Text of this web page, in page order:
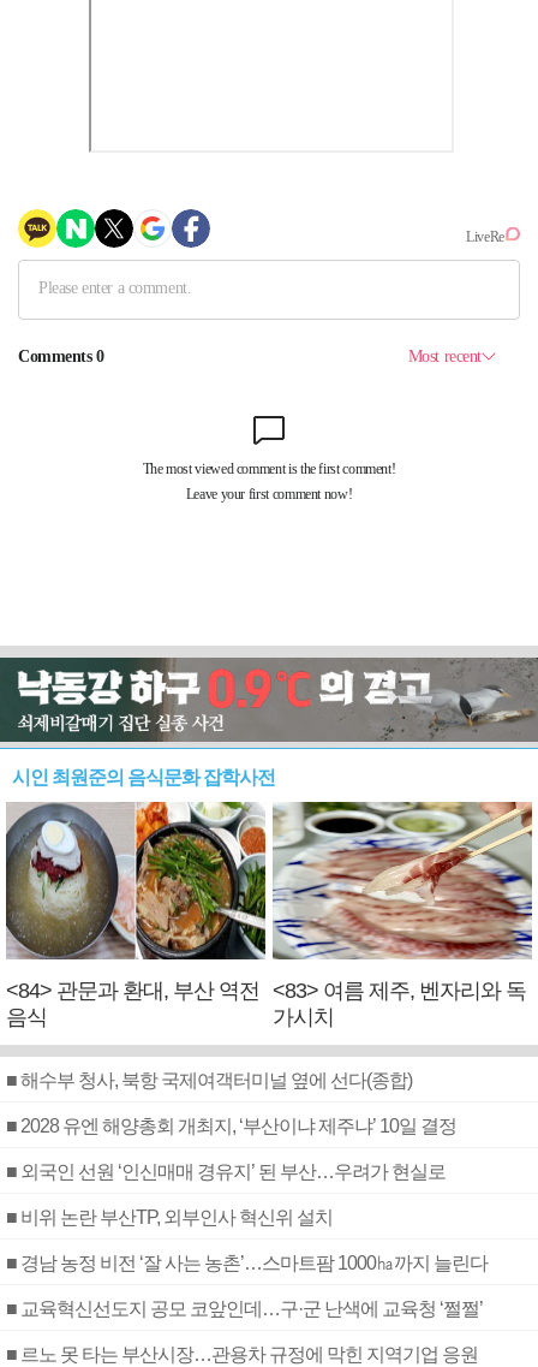
시인 최원준의 음식문화 잡학사전
<84> 관문과 환대, 부산 역전
음식
<83> 여름 제주, 벤자리와 독
가시치
■ 해수부 청사, 북항 국제여객터미널 옆에 선다(종합)
■ 2028 유엔 해양총회 개최지, ‘부산이냐 제주냐’ 10일 결정
■ 외국인 선원 ‘인신매매 경유지’ 된 부산…우려가 현실로
■ 비위 논란 부산TP, 외부인사 혁신위 설치
■ 경남 농정 비전 ‘잘 사는 농촌’…스마트팜 1000㏊까지 늘린다
■ 교육혁신선도지 공모 코앞인데…구·군 난색에 교육청 ‘쩔쩔’
■ 르노 못 타는 부산시장…관용차 규정에 막힌 지역기업 응원